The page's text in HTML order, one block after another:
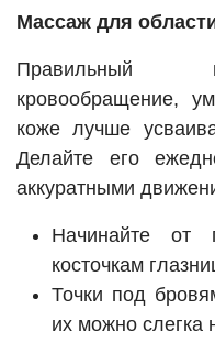
Массаж для
Правильный
кровообращение,
коже лучше
Делайте его
аккуратными
Начинайте от
косточкам
Точки под
их можно слегка